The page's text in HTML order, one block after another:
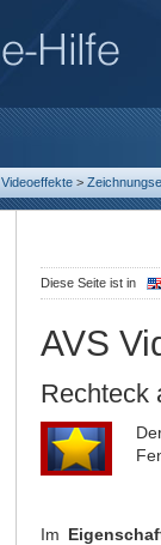
Videoeffekte >
Diese Seite ist in
AVS
Rechteck
Im